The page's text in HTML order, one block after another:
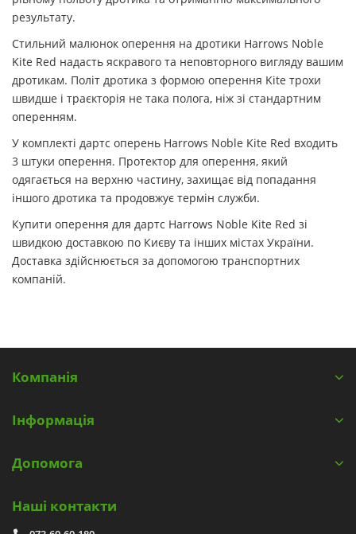
результату.
Стильний малюнок оперення на дротики Harrows Noble
Kite Red надасть яскравого та неповторного вигляду вашим
дротикам. Політ дротика з формою оперення Kite трохи
швидше і траєкторія не така полога, ніж зі стандартним
оперенням.
У комплекті дартс оперень Harrows Noble Kite Red входить
3 штуки оперення. Протектор для оперення, який
одягається на верхню частину, захищає від попадання
іншого дротика та продовжує термін служби.
Купити оперення для дартс Harrows Noble Kite Red зі
швидкою доставкою по Києву та інших містах України.
Доставка здійснюється за допомогою транспортних
компаній.
Компанія
Інформація
Допомога
Наші контакти